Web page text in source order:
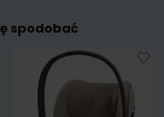
spodobać